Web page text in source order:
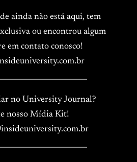
ainda não está aqui, tem
ou encontrou algum
em contato conosco!
no University Journal?
nosso Mídia Kit!